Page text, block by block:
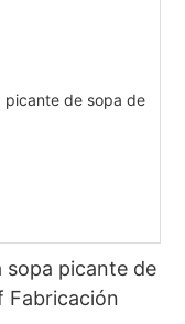
sopa picante de
Fabricación